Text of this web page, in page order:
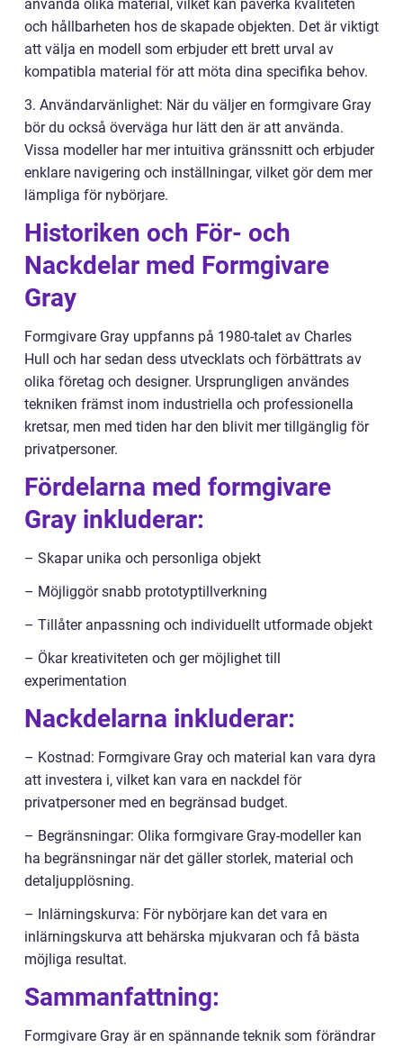
använda olika material, vilket kan påverka kvaliteten
och hållbarheten hos de skapade objekten. Det är viktigt
att välja en modell som erbjuder ett brett urval av
kompatibla material för att möta dina specifika behov.
3. Användarvänlighet: När du väljer en formgivare Gray
bör du också överväga hur lätt den är att använda.
Vissa modeller har mer intuitiva gränssnitt och erbjuder
enklare navigering och inställningar, vilket gör dem mer
lämpliga för nybörjare.
Historiken och För- och
Nackdelar med Formgivare
Gray
Formgivare Gray uppfanns på 1980-talet av Charles
Hull och har sedan dess utvecklats och förbättrats av
olika företag och designer. Ursprungligen användes
tekniken främst inom industriella och professionella
kretsar, men med tiden har den blivit mer tillgänglig för
privatpersoner.
Fördelarna med formgivare
Gray inkluderar:
– Skapar unika och personliga objekt
– Möjliggör snabb prototyptillverkning
– Tillåter anpassning och individuellt utformade objekt
– Ökar kreativiteten och ger möjlighet till
experimentation
Nackdelarna inkluderar:
– Kostnad: Formgivare Gray och material kan vara dyra
att investera i, vilket kan vara en nackdel för
privatpersoner med en begränsad budget.
– Begränsningar: Olika formgivare Gray-modeller kan
ha begränsningar när det gäller storlek, material och
detaljupplösning.
– Inlärningskurva: För nybörjare kan det vara en
inlärningskurva att behärska mjukvaran och få bästa
möjliga resultat.
Sammanfattning:
Formgivare Gray är en spännande teknik som förändrar